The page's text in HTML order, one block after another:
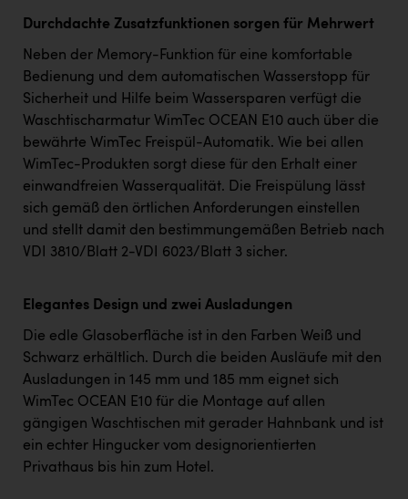
Durchdachte Zusatzfunktionen sorgen für Mehrwert
Neben der Memory-Funktion für eine komfortable
Bedienung und dem automatischen Wasserstopp für
Sicherheit und Hilfe beim Wassersparen verfügt die
Waschtischarmatur WimTec OCEAN E10 auch über die
bewährte WimTec Freispül-Automatik. Wie bei allen
WimTec-Produkten sorgt diese für den Erhalt einer
einwandfreien Wasserqualität. Die Freispülung lässt
sich gemäß den örtlichen Anforderungen einstellen
und stellt damit den bestimmungemäßen Betrieb nach
VDI 3810/Blatt 2-VDI 6023/Blatt 3 sicher.
Elegantes Design und zwei Ausladungen
Die edle Glasoberfläche ist in den Farben Weiß und
Schwarz erhältlich. Durch die beiden Ausläufe mit den
Ausladungen in 145 mm und 185 mm eignet sich
WimTec OCEAN E10 für die Montage auf allen
gängigen Waschtischen mit gerader Hahnbank und ist
ein echter Hingucker vom designorientierten
Privathaus bis hin zum Hotel.